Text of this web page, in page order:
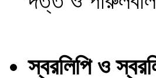
স্বরলিপি ও